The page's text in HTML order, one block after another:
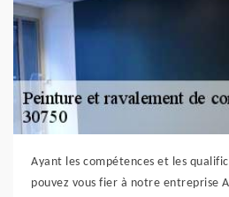
Ayant les compétences et les
pouvez vous fier à notre entreprise